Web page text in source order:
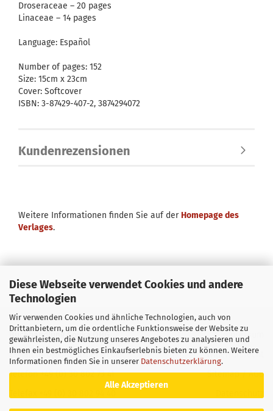
Diese Webseite verwendet Cookies und andere
Technologien
Wir verwenden Cookies und ähnliche Technologien, auch von
Drittanbietern, um die ordentliche Funktionsweise der Website zu
gewährleisten, die Nutzung unseres Angebotes zu analysieren und
Ihnen ein bestmögliches Einkaufserlebnis bieten zu können. Weitere
Informationen finden Sie in unserer Datenschutzerklärung.
Alle Akzeptieren
Droseraceae – 20 pages
Linaceae – 14 pages
Language: Español
Number of pages: 152
Size: 15cm x 23cm
Cover: Softcover
ISBN: 3-87429-407-2, 3874294072
Kundenrezensionen
Weitere Informationen finden Sie auf der Homepage des
Verlages.
Buchhandlung Soyka OHG
E-Mailinfo@soyka-berlin.de
Telefon +49 (0) 30 802 73 41
Impressum
Widerrufsrecht
Sitemap/AGB